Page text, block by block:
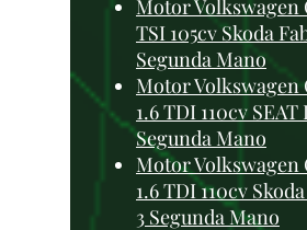
Motor Volkswagen
TSI 105cv Skoda
Segunda Mano
Motor Volkswagen
1.6 TDI 110cv SEAT
Segunda Mano
Motor Volkswagen
1.6 TDI 110cv
3 Segunda Mano